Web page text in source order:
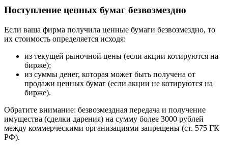
Поступление ценных бумаг безвозмездно
Если ваша фирма получила ценные бумаги безвозмездно, то
их стоимость определяется исходя:
из текущей рыночной цены (если акции котируются на
бирже);
из суммы денег, которая может быть получена от
продажи ценных бумаг (если акции не котируются на
бирже).
Обратите внимание: безвозмездная передача и получение
имущества (сделки дарения) на сумму более 3000 рублей
между коммерческими организациями запрещены (ст. 575 ГК
РФ).